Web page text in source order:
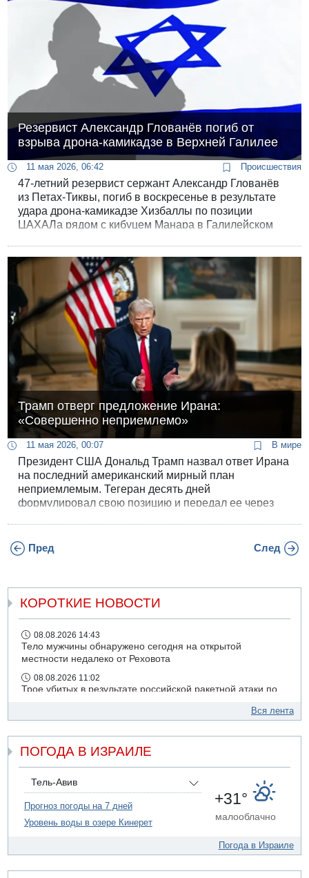
Резервист Александр Глованёв погиб от
взрыва дрона-камикадзе в Верхней Галилее
11 мая 2026, 06:42 Происшествия
47-летний резервист сержант Александр Глованёв
из Петах-Тиквы, погиб в воскресенье в результате
удара дрона-камикадзе Хизбаллы по позиции
ЦАХАЛа рядом с кибуцем Манара в Галилейском
Трамп отверг предложение Ирана:
«Совершенно неприемлемо»
11 мая 2026, 00:07 В мире
Президент США Дональд Трамп назвал ответ Ирана
на последний американский мирный план
неприемлемым. Тегеран десять дней
формулировал свою позицию и передал ее через
скромных ожиданий.
Пред След
КОРОТКИЕ НОВОСТИ
08.08.2026 14:43
Тело мужчины обнаружено сегодня на открытой
местности недалеко от Реховота
08.08.2026 11:02
Трое убитых в результате российской ракетной атаки по
07.08.2026 20:43
07.08.2026 20:41
07.08.2026 19:16
ДТП в Ашдоде: тяжело ранены двое маленьких детей
07.08.2026 19:14
Вся лента
ПОГОДА В ИЗРАИЛЕ
Тель-Авив
Прогноз погоды на 7 дней
Уровень воды в озере Кинерет
+31°
малооблачно
Погода в Израиле